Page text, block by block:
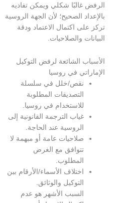
شكلي ويمكن تفاديه
الصحيح؛ لأن الجهة الروسية
اكتمال الاعتماد ودقة
والصلاحيات.
الشائعة لرفض التوكيل
في روسيا
خلل في سلسلة
المطلوبة
في روسيا.
الترجمة القانونية إلى
عند الحاجة.
عامة أو مبهمة لا
مع الغرض
الأسماء/الأرقام بين
والوثائق.
الأشهر هو عدم